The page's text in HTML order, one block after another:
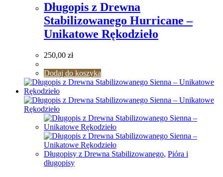
Długopis z Drewna
Stabilizowanego Hurricane –
Unikatowe Rękodzieło
250,00 zł
Dodaj do koszyka
Długopisy z Drewna Stabilizowanego, Pióra i
długopisy